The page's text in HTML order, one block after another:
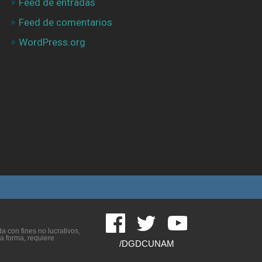
Feed de entradas
Feed de comentarios
WordPress.org
con fines no lucrativos,
forma, requiere
/DGDCUNAM